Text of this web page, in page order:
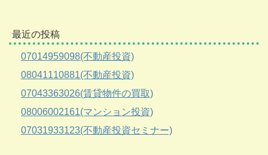
最近の投稿
07014959098(不動産投資)
08041110881(不動産投資)
07043363026(賃貸物件の買取)
08006002161(マンション投資)
07031933123(不動産投資セミナー)